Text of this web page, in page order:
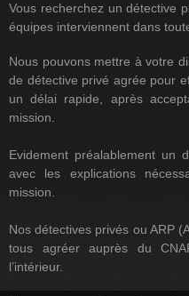
Vous recherchez un détective
équipes interviennent dans
Nous pouvons mettre à votre
de détective privé agrée pour
un délai rapide, après
mission.
Evidement préalablement un
avec les explications
mission.
Nos détectives privés ou ARP
tous agréer auprès du
l’intérieur.